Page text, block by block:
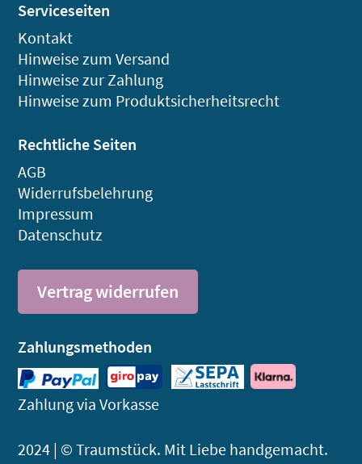
Serviceseiten
Kontakt
Hinweise zum Versand
Hinweise zur Zahlung
Hinweise zum Produktsicherheitsrecht
Rechtliche Seiten
AGB
Widerrufsbelehrung
Impressum
Datenschutz
Vertrag widerrufen
Zahlungsmethoden
Zahlung via Vorkasse
2024 | © Traumstück. Mit Liebe handgemacht.